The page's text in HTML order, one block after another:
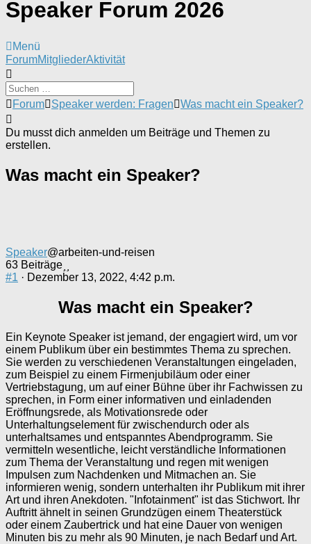
Speaker Forum 2026
Menü
Forum-
Navigation
ForumMitgliederAktivität
Forum-
Breadcrumbs
-
Du
bist
Forum Speaker werden: Fragen Was macht ein Speaker?
Du musst dich anmelden um Beiträge und Themen zu
erstellen.
Was macht ein Speaker?
Speaker@arbeiten-und-reisen
63 Beiträge
#1 · Dezember 13, 2022, 4:42 p.m.
Was macht ein Speaker?
Ein Keynote Speaker ist jemand, der engagiert wird, um vor
einem Publikum über ein bestimmtes Thema zu sprechen.
Sie werden zu verschiedenen Veranstaltungen eingeladen,
zum Beispiel zu einem Firmenjubiläum oder einer
Vertriebstagung, um auf einer Bühne über ihr Fachwissen zu
sprechen, in Form einer informativen und einladenden
Eröffnungsrede, als Motivationsrede oder
Unterhaltungselement für zwischendurch oder als
unterhaltsames und entspanntes Abendprogramm. Sie
vermitteln wesentliche, leicht verständliche Informationen
zum Thema der Veranstaltung und regen mit wenigen
Impulsen zum Nachdenken und Mitmachen an. Sie
informieren wenig, sondern unterhalten ihr Publikum mit ihrer
Art und ihren Anekdoten. "Infotainment" ist das Stichwort. Ihr
Auftritt ähnelt in seinen Grundzügen einem Theaterstück
oder einem Zaubertrick und hat eine Dauer von wenigen
Minuten bis zu mehr als 90 Minuten, je nach Bedarf und Art.